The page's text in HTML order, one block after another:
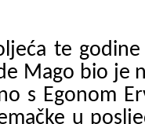
te
Mago bio je
s Egonom
u